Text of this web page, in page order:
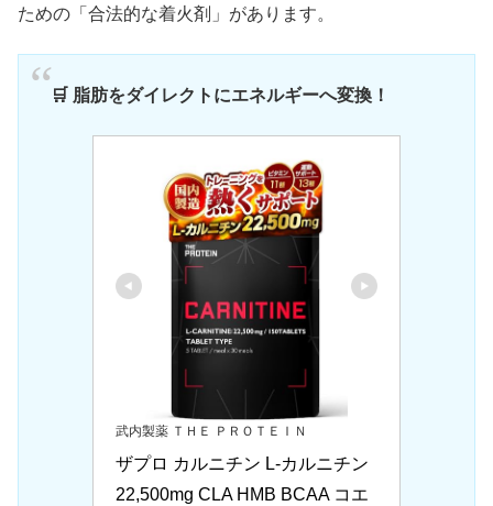
ための「合法的な着火剤」があります。
🛒 脂肪をダイレクトにエネルギーへ変換！
武内製薬 ＴＨＥ ＰＲＯＴＥＩＮ
ザプロ カルニチン L-カルニチン
22,500mg CLA HMB BCAA コエ